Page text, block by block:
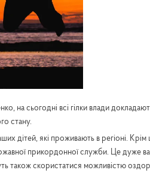
на сьогодні всі гілки влади
стану.
дітей, які проживають в регіоні.
прикордонної служби. Це дуже
також скористатися можливістю